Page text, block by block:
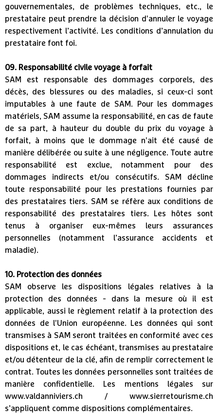
gouvernementales, de problèmes techniques, etc., le
prestataire peut prendre la décision d'annuler le voyage
respectivement l’activité. Les conditions d’annulation du
prestataire font foi.
09. Responsabilité civile voyage à forfait
SAM est responsable des dommages corporels, des
décès, des blessures ou des maladies, si ceux-ci sont
imputables à une faute de SAM. Pour les dommages
matériels, SAM assume la responsabilité, en cas de faute
de sa part, à hauteur du double du prix du voyage à
forfait, à moins que le dommage n'ait été causé de
manière délibérée ou suite à une négligence. Toute autre
responsabilité est exclue, notamment pour des
dommages indirects et/ou consécutifs. SAM décline
toute responsabilité pour les prestations fournies par
des prestataires tiers. SAM se réfère aux conditions de
responsabilité des prestataires tiers. Les hôtes sont
tenus à organiser eux-mêmes leurs assurances
personnelles (notamment l’assurance accidents et
maladie).
10. Protection des données
SAM observe les dispositions légales relatives à la
protection des données - dans la mesure où il est
applicable, aussi le règlement relatif à la protection des
données de l'Union européenne. Les données qui sont
transmises à SAM seront traitées en conformité avec ces
dispositions et, le cas échéant, transmises au prestataire
et/ou détenteur de la clé, afin de remplir correctement le
contrat. Toutes les données personnelles sont traitées de
manière confidentielle. Les mentions légales sur
www.valdanniviers.ch / www.sierretourisme.ch
s’appliquent comme dispositions complémentaires.